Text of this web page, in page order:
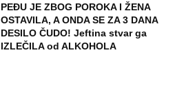
PEĐU JE ZBOG POROKA I ŽENA
OSTAVILA, A ONDA SE ZA 3 DANA
DESILO ČUDO! Jeftina stvar ga
IZLEČILA od ALKOHOLA